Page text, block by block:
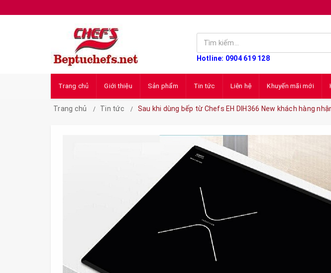
Hotline: 0904 619 128
Trang chủ Giới thiệu Sản phẩm Tin tức Liên hệ Khuyến mãi mới
Trang chủ Tin tức Sau khi dùng bếp từ Chefs EH DIH366 New khách hàng